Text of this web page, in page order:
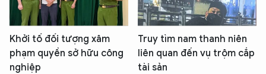
Khởi tố đối tượng xâm
phạm quyền sở hữu công
nghiệp
Truy tìm nam thanh niên
liên quan đến vụ trộm cắp
tài sản